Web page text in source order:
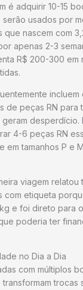
é adquirir 10-15
usados por
nascem com
apenas 2-3
R$ 200-300 em
incluem
de peças RN para
geram desperdício.
4-6 peças RN
em tamanhos P e
viagem
com etiqueta
e foi direto para
poderia ter
no Dia a Dia
com múltiplos
trocas